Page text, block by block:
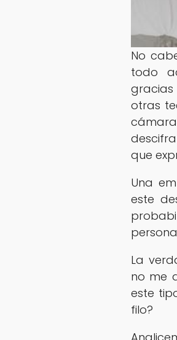
No
todo
otras
que
Una
este
La
no me
este
filo?